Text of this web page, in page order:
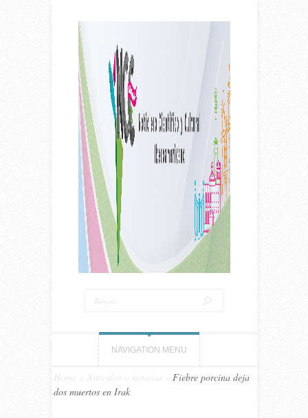
NAVIGATION MENU
Home Artículos o noticias
Fiebre porcina deja
dos muertos en Irak